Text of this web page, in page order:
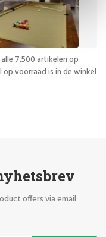
7.500 artikelen op
voorraad is in de winkel
offers via email